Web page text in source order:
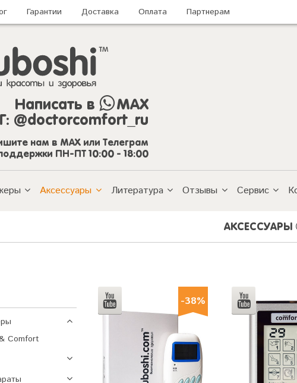
Гарантии Доставка Оплата Партнерам
Написать в
MAX
@doctorcomfort_ru
нам в MAX или Телеграм
ПН-ПТ 10:00 - 18:00
Аксессуары Литература Отзывы Сервис
АКСЕССУАРЫ
Comfort
-38%